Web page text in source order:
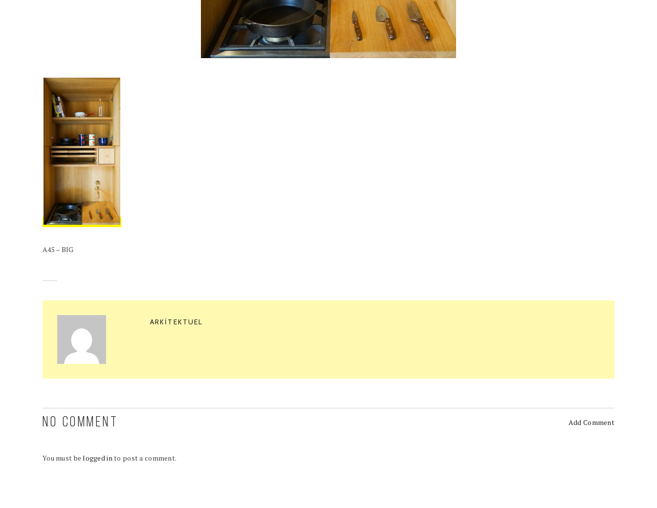
A45 – BIG
ARKITEKTUEL
NO COMMENT Add Comment
You must belogged in to post a comment.